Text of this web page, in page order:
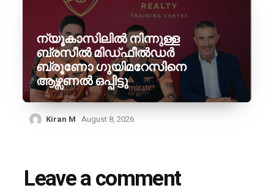
ന്യൂകാസിലിൽ നിന്നുള്ള
ബ്രസീൽ മിഡ്ഫീൽഡർ
ബ്രൂണോ ഗുയിമറേസിനെ
ആഴ്സണൽ ഒപ്പിട്ടു
Kiran M August 8, 2026
Leave a comment